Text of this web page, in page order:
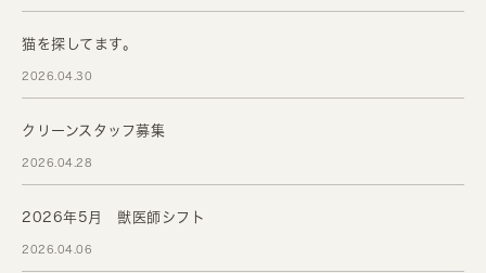
猫を探してます。
2026.04.30
クリーンスタッフ募集
2026.04.28
2026年5月 獣医師シフト
2026.04.06